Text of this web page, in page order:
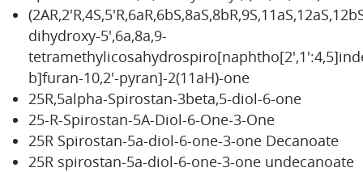
dihydroxy-5',6a,8a,9-
b]furan-10,2'-pyran]-2(11aH)-one
25R,5alpha-Spirostan-3beta,5-diol-6-one
25-R-Spirostan-5A-Diol-6-One-3-One
25R Spirostan-5a-diol-6-one-3-one Decanoate
25R spirostan-5a-diol-6-one-3-one undecanoate